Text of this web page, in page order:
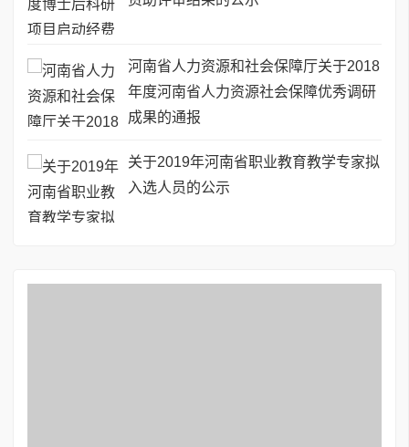
河南省人力资源和社会保障厅关于2018
年度河南省人力资源社会保障优秀调研
成果的通报
关于2019年河南省职业教育教学专家拟
入选人员的公示